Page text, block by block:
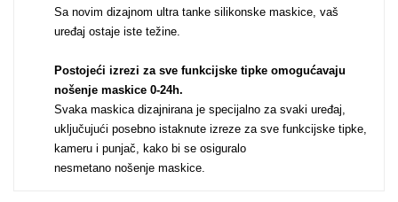
Sa novim dizajnom ultra tanke silikonske maskice, vaš
uređaj ostaje iste težine.
Postojeći izrezi za sve funkcijske tipke omogućavaju
nošenje maskice 0-24h.
Svaka maskica dizajnirana je specijalno za svaki uređaj,
uključujući posebno istaknute izreze za sve funkcijske tipke,
kameru i punjač, kako bi se osiguralo
nesmetano nošenje maskice.
Mandale / Cvjetni
motivi
Citati & Stihovi